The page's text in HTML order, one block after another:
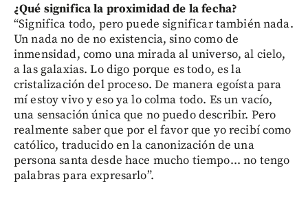
¿Qué significa la proximidad de la fecha?
“Significa todo, pero puede significar también nada.
Un nada no de no existencia, sino como de
inmensidad, como una mirada al universo, al cielo,
a las galaxias. Lo digo porque es todo, es la
cristalización del proceso. De manera egoísta para
mí estoy vivo y eso ya lo colma todo. Es un vacío,
una sensación única que no puedo describir. Pero
realmente saber que por el favor que yo recibí como
católico, traducido en la canonización de una
persona santa desde hace mucho tiempo... no tengo
palabras para expresarlo”.